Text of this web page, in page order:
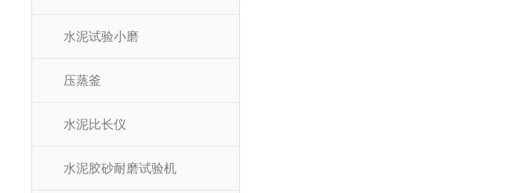
水泥试验小磨
压蒸釜
水泥比长仪
水泥胶砂耐磨试验机